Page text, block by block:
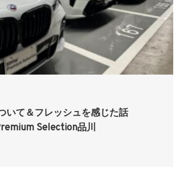
いて＆フレッシュを感じた話
Selection品川